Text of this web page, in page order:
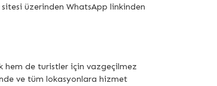
üzerinden WhatsApp linkinden
hem de turistler için vazgeçilmez
ve tüm lokasyonlara hizmet